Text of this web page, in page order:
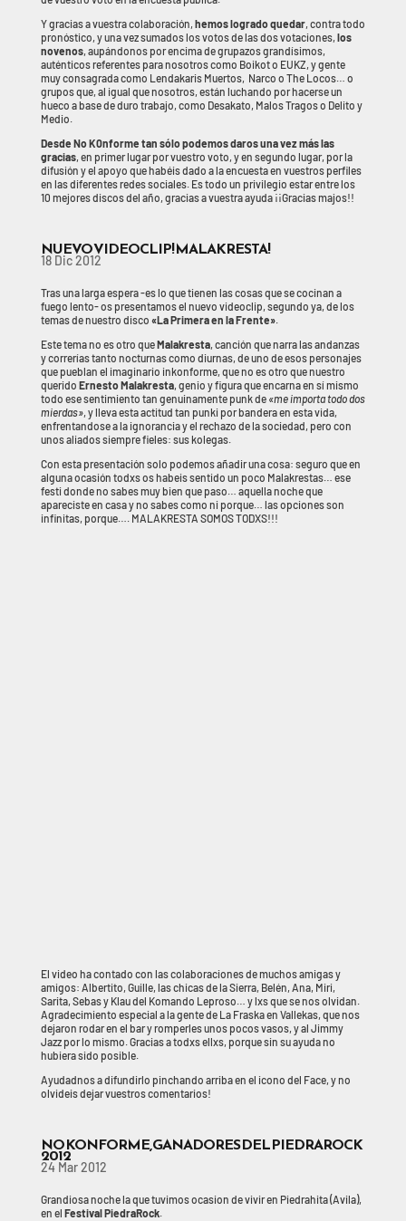
Y gracias a vuestra colaboración, hemos logrado quedar, contra todo
pronóstico, y una vez sumados los votos de las dos votaciones, los
novenos, aupándonos por encima de grupazos grandísimos,
auténticos referentes para nosotros como Boikot o EUKZ, y gente
muy consagrada como Lendakaris Muertos, Narco o The Locos… o
grupos que, al igual que nosotros, están luchando por hacerse un
hueco a base de duro trabajo, como Desakato, Malos Tragos o Delito y
Medio.
Desde No K0nforme tan sólo podemos daros una vez más las
gracias, en primer lugar por vuestro voto, y en segundo lugar, por la
difusión y el apoyo que habéis dado a la encuesta en vuestros perfiles
en las diferentes redes sociales. Es todo un privilegio estar entre los
10 mejores discos del año, gracias a vuestra ayuda ¡¡Gracias majos!!
NUEVO VIDEOCLIP! MALAKRESTA!
18 Dic 2012
Tras una larga espera -es lo que tienen las cosas que se cocinan a
fuego lento- os presentamos el nuevo videoclip, segundo ya, de los
temas de nuestro disco «La Primera en la Frente».
Este tema no es otro queMalakresta, canción que narra las andanzas
y correrías tanto nocturnas como diurnas, de uno de esos personajes
que pueblan el imaginario inkonforme, que no es otro que nuestro
querido Ernesto Malakresta, genio y figura que encarna en sí mismo
todo ese sentimiento tan genuinamente punk de «me importa todo dos
mierdas», y lleva esta actitud tan punki por bandera en esta vida,
enfrentandose a la ignorancia y el rechazo de la sociedad, pero con
unos aliados siempre fieles: sus kolegas.
Con esta presentación solo podemos añadir una cosa: seguro que en
alguna ocasión todxs os habeis sentido un poco Malakrestas… ese
festi donde no sabes muy bien que paso… aquella noche que
apareciste en casa y no sabes como ni porque… las opciones son
infinitas, porque…. MALAKRESTA SOMOS TODXS!!!
El video ha contado con las colaboraciones de muchos amigas y
amigos: Albertito, Guille, las chicas de la Sierra, Belén, Ana, Miri,
Sarita, Sebas y Klau del Komando Leproso… y lxs que se nos olvidan.
Agradecimiento especial a la gente de La Fraska en Vallekas, que nos
dejaron rodar en el bar y romperles unos pocos vasos, y al Jimmy
Jazz por lo mismo. Gracias a todxs ellxs, porque sin su ayuda no
hubiera sido posible.
Ayudadnos a difundirlo pinchando arriba en el icono del Face, y no
olvideis dejar vuestros comentarios!
NO KONFORME, GANADORES DEL PIEDRAROCK
2012
24 Mar 2012
Grandiosa noche la que tuvimos ocasion de vivir en Piedrahita (Avila),
en el Festival PiedraRock.